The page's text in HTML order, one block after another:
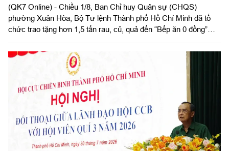
(QK7 Online) - Chiều 1/8, Ban Chỉ huy Quân sự (CHQS)
phường Xuân Hòa, Bộ Tư lệnh Thành phố Hồ Chí Minh đã tổ
chức trao tặng hơn 1,5 tấn rau, củ, quả đến “Bếp ăn 0 đồng”
Thạnh Mỹ Tây và Tăng Nhơn Phú (Thành phố Hồ Chí Minh).